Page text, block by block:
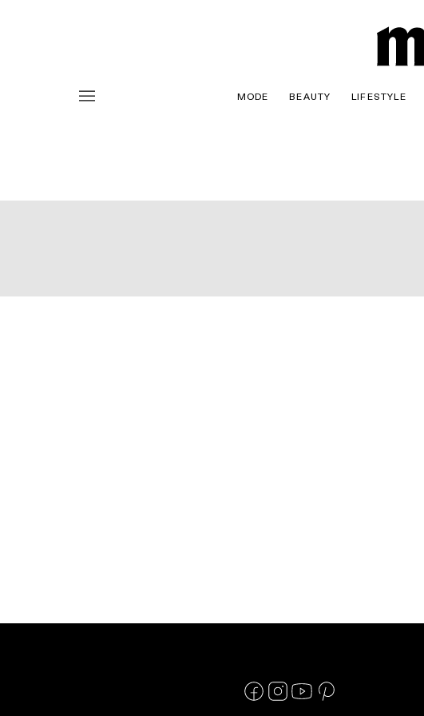
MODE BEAUTY LIFESTYLE